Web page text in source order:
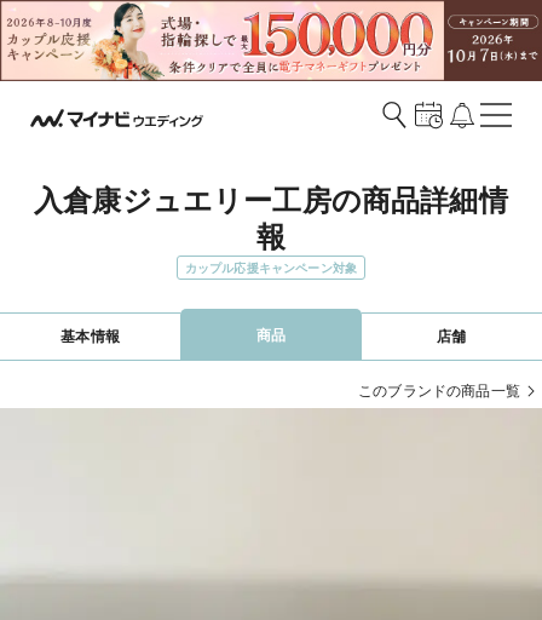
入倉康ジュエリー工房の商品詳細情
報
カップル応援キャンペーン対象
基本情報 商品 店舗
このブランドの商品一覧